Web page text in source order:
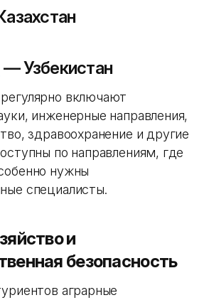
— Узбекистан
включают
инженерные направления,
здравоохранение и другие
по направлениям, где
нужны
специалисты.
и
безопасность
аграрные